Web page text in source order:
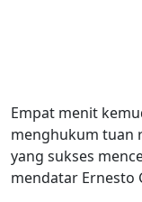
Empat menit
menghukum tuan
yang sukses
mendatar Ernesto